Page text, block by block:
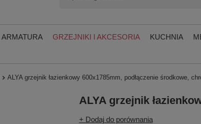
ARMATURA GRZEJNIKI I AKCESORIA KUCHNIA
ALYA grzejnik łazienkowy 600x1785mm, podłączenie środkowe,
ALYA grzejnik
+ Dodaj do porównania